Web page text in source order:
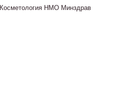
Косметология НМО Минздрав